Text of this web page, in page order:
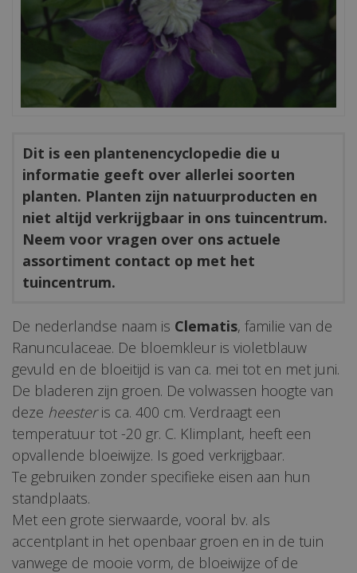
Dit is een plantenencyclopedie die u
informatie geeft over allerlei soorten
planten. Planten zijn natuurproducten en
niet altijd verkrijgbaar in ons tuincentrum.
Neem voor vragen over ons actuele
assortiment contact op met het
tuincentrum.
De nederlandse naam is Clematis, familie van de
Ranunculaceae. De bloemkleur is violetblauw
gevuld en de bloeitijd is van ca. mei tot en met juni.
De bladeren zijn groen. De volwassen hoogte van
deze heesteris ca. 400 cm. Verdraagt een
temperatuur tot -20 gr. C. Klimplant, heeft een
opvallende bloeiwijze. Is goed verkrijgbaar.
Te gebruiken zonder specifieke eisen aan hun
standplaats.
Met een grote sierwaarde, vooral bv. als
accentplant in het openbaar groen en in de tuin
vanwege de mooie vorm, de bloeiwijze of de